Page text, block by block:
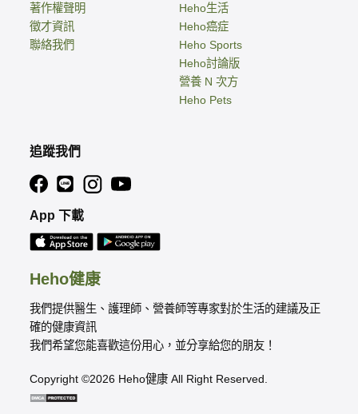
Heho健康
我們提供醫生、護理師、營養師等專家對於生活的建議及正
確的健康資訊
我們希望您能喜歡這份用心，並分享給您的朋友！
Copyright ©2026 Heho健康 All Right Reserved.
著作權聲明
徵才資訊
聯絡我們
Heho生活
Heho癌症
Heho Sports
Heho討論版
營養 N 次方
Heho Pets
追蹤我們
App 下載